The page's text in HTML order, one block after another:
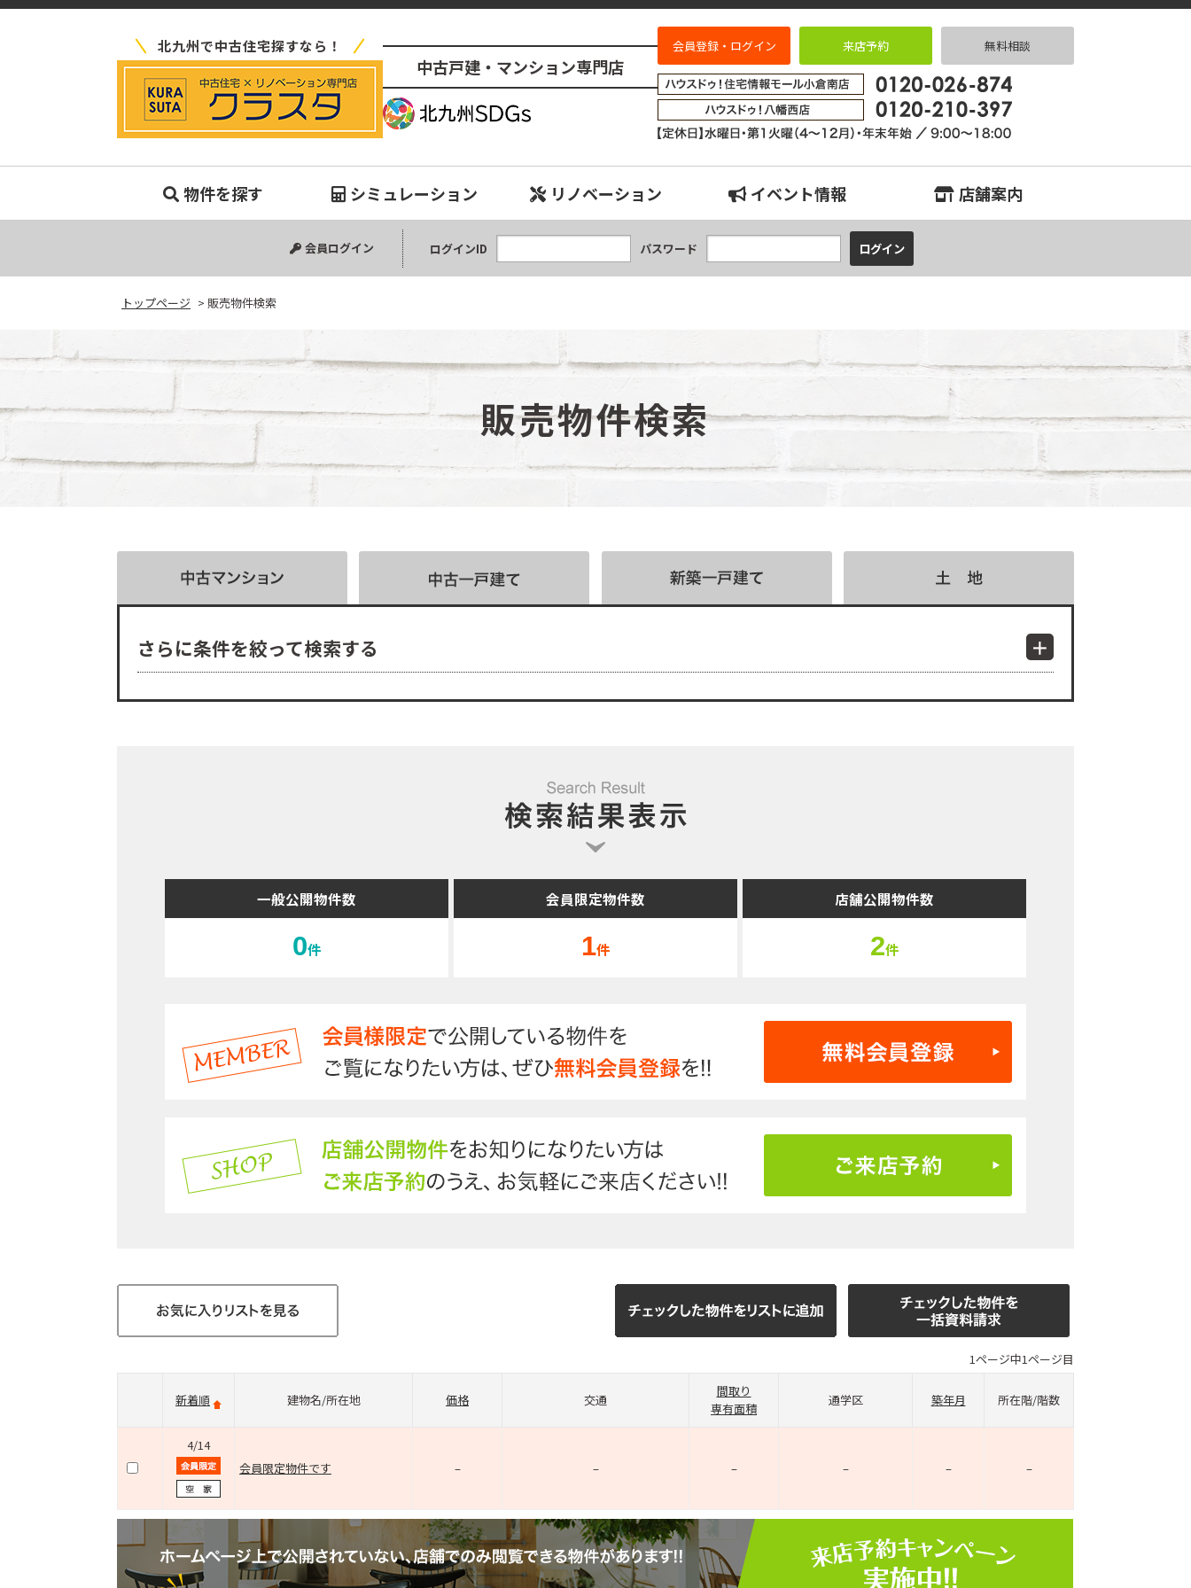
北九州で中古住宅探すなら！
販売物件検索｜小倉南、八幡西、八幡東、小倉北、戸畑、門司、若松エリアの中古マンション、中古戸建、不動産のことなら『中古住宅専門店クラスタ～
中古戸建・マンション専門店
会員登録・ログイン 来店予約 無料相談
物件を探す
中古マンション
中古一戸建て
新築一戸建て
土地
シミュレーション リノベーション イベント情報 店舗案内
会員ログイン ログインID パスワード
トップページ > 販売物件検索
販売物件検索
さらに条件を絞って検索する
一般公開物件数
0件
会員限定物件数
1件
店舗公開物件数
2件
1ページ中1ページ目
新着順 建物名/所在地 価格 交通
間取り
専有面積
通学区 築年月 所在階/階数
4/14
会員限定物件です
– – – – – –